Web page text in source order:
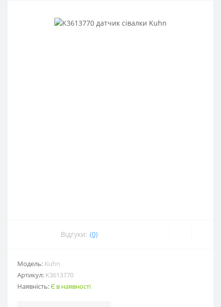
Відгуки: (0)
Модель: Kuhn
Артикул: K3613770
Наявність:Є в наявності